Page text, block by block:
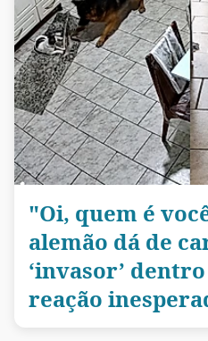
"Oi, quem é
alemão dá de
‘invasor’
reação